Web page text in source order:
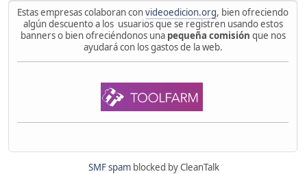
Estas empresas colaboran convideoedicion.org, bien ofreciendo
algún descuento a los usuarios que se registren usando estos
banners o bien ofreciéndonos una pequeña comisión que nos
ayudará con los gastos de la web.
SMF spamblocked by CleanTalk